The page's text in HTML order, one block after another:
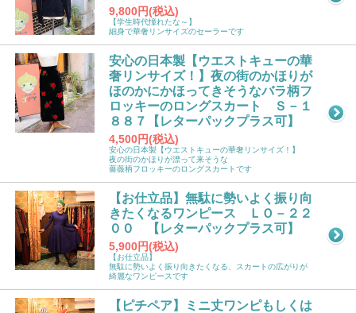
9,800円(税込)
【学生時代憧れたな～】
細身で華奢リンサイズのセーラーです
安心の日本製【ウエストキューの華
奢リンサイズ！】夜の街のかほりが
ほのかにかほってきそうなバラ柄フ
ロッキーのロングスカート Ｓ－１
８８７【レターパックプラス可】
4,500円(税込)
安心の日本製【ウエストキューの華奢リンサイズ！】
夜の街のかほりが漂って来そうな
薔薇柄フロッキーのロングスカートです
【お仕立品】無駄に勢いよく振り向
きたくなるワンピース ＬＯ－２２
００ 【レターパックプラス可】
5,900円(税込)
【お仕立品】
無駄に勢いよく振り向きたくなる、スカートの広がりが
綺麗なワンピースです
【ピチペア】ミニ丈ワンピもしくは